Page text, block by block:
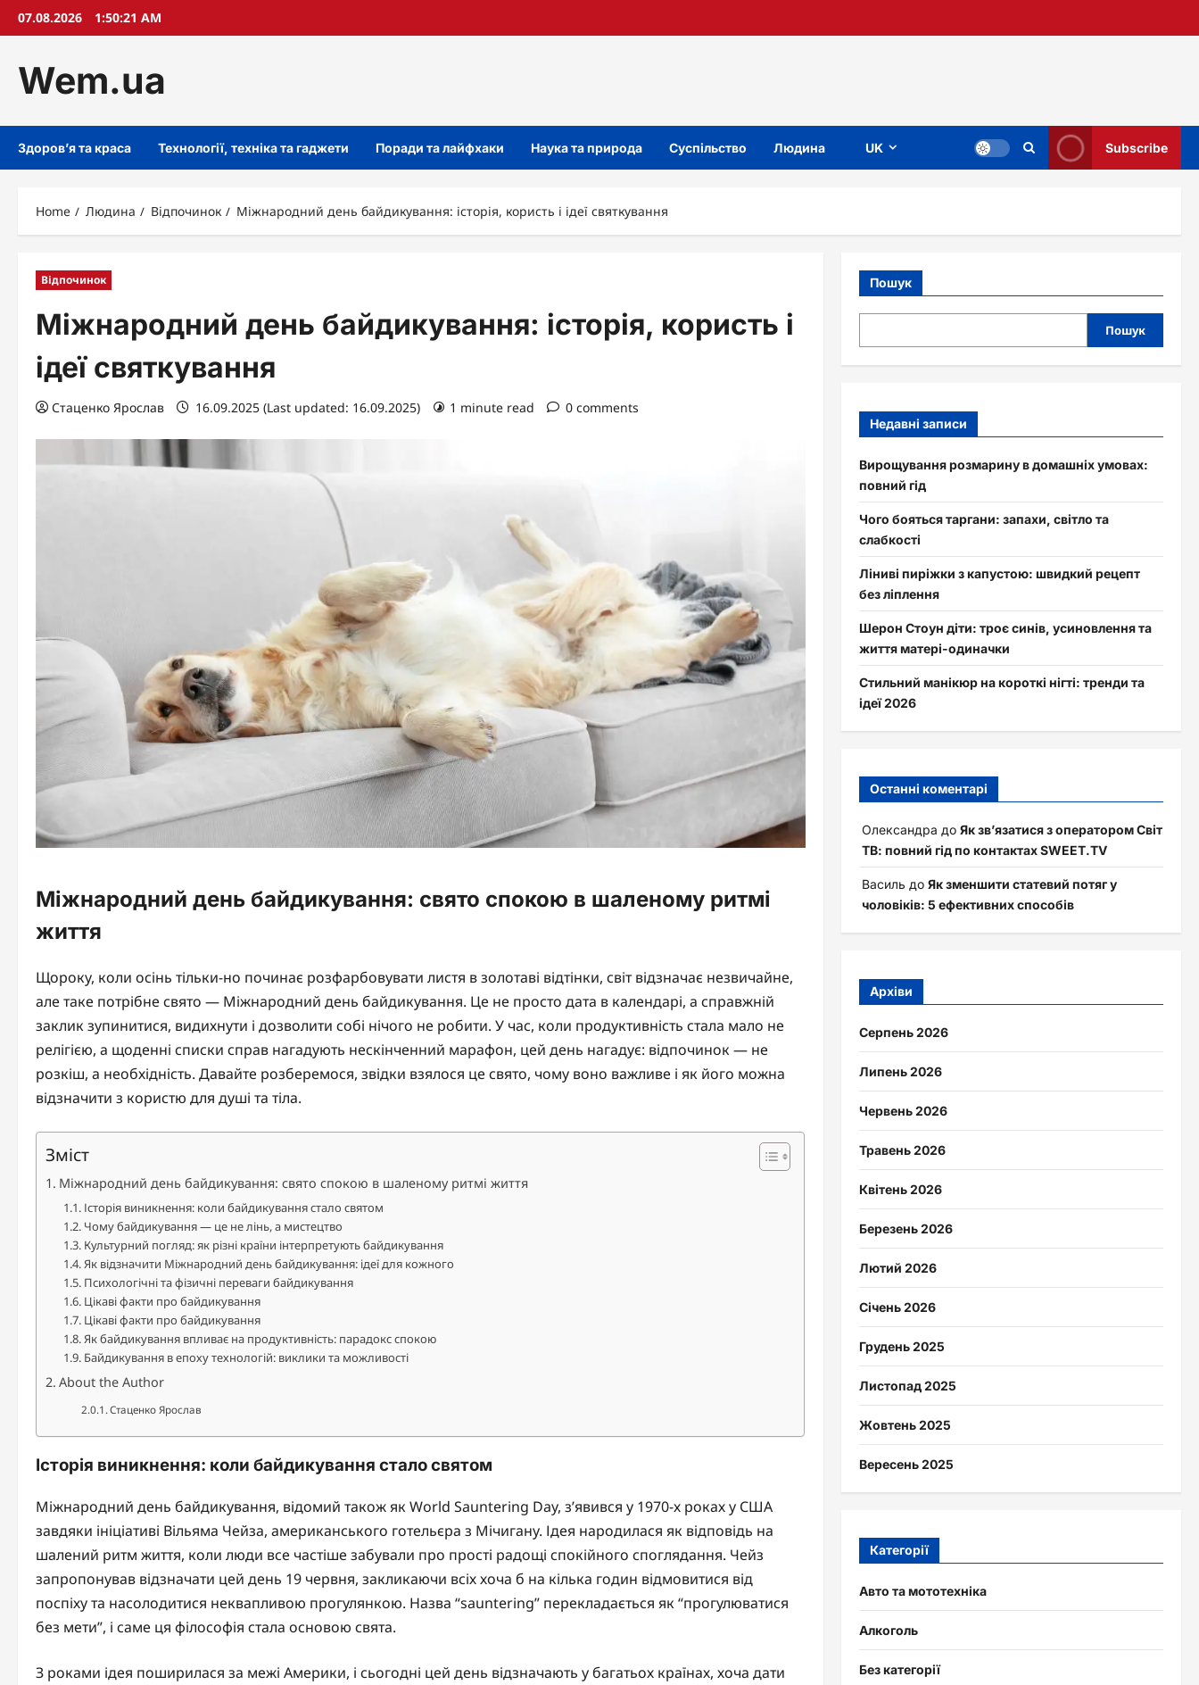
Skip07.08.2026 1:50:22 AM
Wem.ua
Здоров’я та краса Технології, техніка та гаджети Поради та лайфхаки Наука та природа Суспільство Людина UK Subscribe
Home Людина Відпочинок Міжнародний день байдикування: історія, користь і ідеї святкування
Відпочинок
Міжнародний день байдикування: історія, користь і
ідеї святкування
Стаценко Ярослав 16.09.2025 (Last updated: 16.09.2025) 1 minute read 0 comments
Міжнародний день байдикування: свято спокою в шаленому ритмі
життя
Щороку, коли осінь тільки-но починає розфарбовувати листя в золотаві відтінки, світ відзначає незвичайне,
але таке потрібне свято — Міжнародний день байдикування. Це не просто дата в календарі, а справжній
заклик зупинитися, видихнути і дозволити собі нічого не робити. У час, коли продуктивність стала мало не
релігією, а щоденні списки справ нагадують нескінченний марафон, цей день нагадує: відпочинок — не
розкіш, а необхідність. Давайте розберемося, звідки взялося це свято, чому воно важливе і як його можна
відзначити з користю для душі та тіла.
Зміст
Міжнародний день байдикування: свято спокою в шаленому ритмі життя
Історія виникнення: коли байдикування стало святом
Чому байдикування — це не лінь, а мистецтво
Культурний погляд: як різні країни інтерпретують байдикування
Як відзначити Міжнародний день байдикування: ідеї для кожного
Психологічні та фізичні переваги байдикування
Цікаві факти про байдикування
Цікаві факти про байдикування
Як байдикування впливає на продуктивність: парадокс спокою
Байдикування в епоху технологій: виклики та можливості
About the Author
Стаценко Ярослав
Історія виникнення: коли байдикування стало святом
Міжнародний день байдикування, відомий також як World Sauntering Day, з’явився у 1970-х роках у США
завдяки ініціативі Вільяма Чейза, американського готельєра з Мічигану. Ідея народилася як відповідь на
шалений ритм життя, коли люди все частіше забували про прості радощі спокійного споглядання. Чейз
запропонував відзначати цей день 19 червня, закликаючи всіх хоча б на кілька годин відмовитися від
поспіху та насолодитися неквапливою прогулянкою. Назва “sauntering” перекладається як “прогулюватися
без мети”, і саме ця філософія стала основою свята.
З роками ідея поширилася за межі Америки, і сьогодні цей день відзначають у багатьох країнах, хоча дати
Пошук
Пошук
Недавні записи
Вирощування розмарину в домашніх умовах:
повний гід
Чого бояться таргани: запахи, світло та
слабкості
Ліниві пиріжки з капустою: швидкий рецепт
без ліплення
Шерон Стоун діти: троє синів, усиновлення та
життя матері-одиначки
Стильний манікюр на короткі нігті: тренди та
ідеї 2026
Останні коментарі
Олександра до Як зв’язатися з оператором Світ
ТВ: повний гід по контактах SWEET.TV
Василь до Як зменшити статевий потяг у
чоловіків: 5 ефективних способів
Архіви
Серпень 2026
Липень 2026
Червень 2026
Травень 2026
Квітень 2026
Березень 2026
Лютий 2026
Січень 2026
Грудень 2025
Листопад 2025
Жовтень 2025
Вересень 2025
Категорії
Авто та мототехніка
Алкоголь
Без категорії